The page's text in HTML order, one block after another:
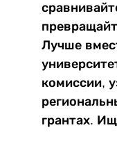
Лучше
комиссии,
грантах.